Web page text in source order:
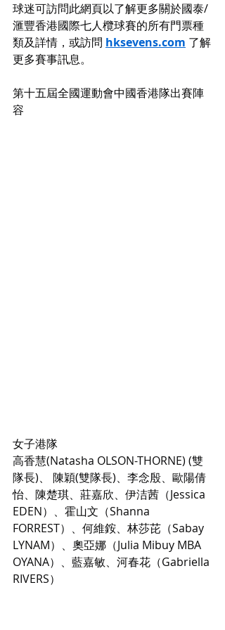
球迷可訪問此網頁以了解更多關於國泰/
滙豐香港國際七人欖球賽的所有門票種
類及詳情，或訪問 hksevens.com 了解
更多賽事訊息。
第十五屆全國運動會中國香港隊出賽陣
容
女子港隊
高香慧(Natasha OLSON-THORNE) (雙
隊長)、 陳穎(雙隊長)、李念殷、歐陽倩
怡、陳楚琪、莊嘉欣、伊洁茜（Jessica
EDEN）、霍山文（Shanna
FORREST）、何維銨、林莎芘（Sabay
LYNAM）、奧亞娜（Julia Mibuy MBA
OYANA）、藍嘉敏、河春花（Gabriella
RIVERS）